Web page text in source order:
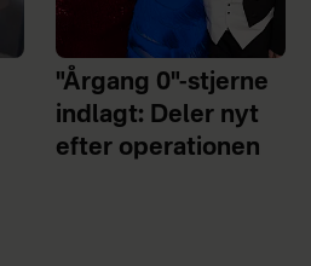
"Årgang 0"-stjerne
indlagt: Deler nyt
efter operationen